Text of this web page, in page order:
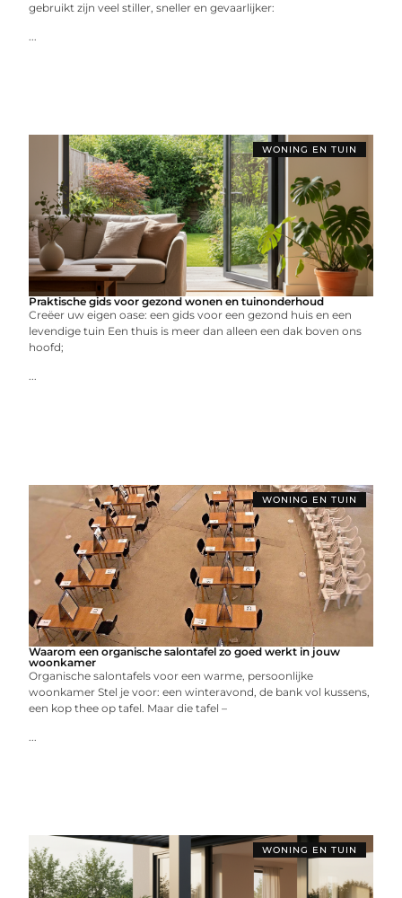
gebruikt zijn veel stiller, sneller en gevaarlijker:
...
WONING EN TUIN
Praktische gids voor gezond wonen en tuinonderhoud
Creëer uw eigen oase: een gids voor een gezond huis en een
levendige tuin Een thuis is meer dan alleen een dak boven ons
hoofd;
...
WONING EN TUIN
Waarom een organische salontafel zo goed werkt in jouw
woonkamer
Organische salontafels voor een warme, persoonlijke
woonkamer Stel je voor: een winteravond, de bank vol kussens,
een kop thee op tafel. Maar die tafel –
...
WONING EN TUIN